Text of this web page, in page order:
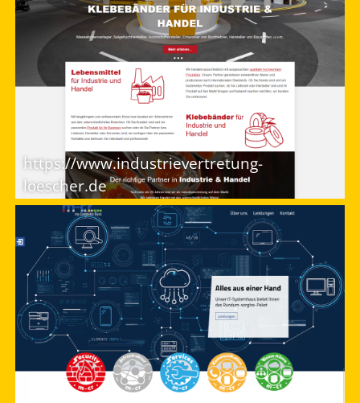
https://www.industrievertretung-
loescher.de